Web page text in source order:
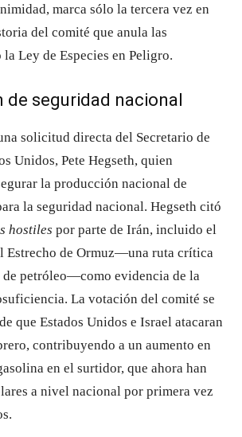
marca sólo la tercera vez en
del comité que anula las
Ley de Especies en Peligro.
seguridad nacional
solicitud directa del Secretario de
Unidos, Pete Hegseth, quien
la producción nacional de
la seguridad nacional. Hegseth citó
hostiles por parte de Irán, incluido el
Estrecho de Ormuz—una ruta crítica
de petróleo—como evidencia de la
La votación del comité se
que Estados Unidos e Israel atacaran
contribuyendo a un aumento en
en el surtidor, que ahora han
a nivel nacional por primera vez